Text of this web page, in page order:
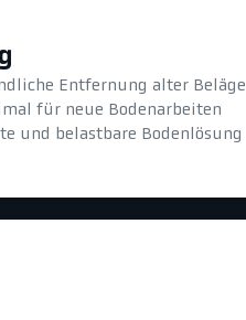
Entfernung alter Beläge
für neue Bodenarbeiten
und belastbare Bodenlösung